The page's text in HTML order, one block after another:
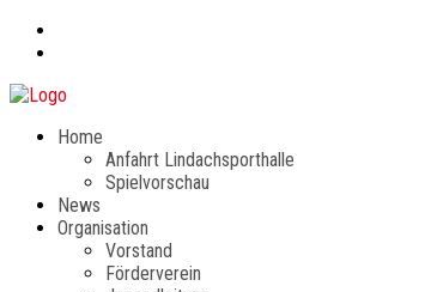
Home
Anfahrt Lindachsporthalle
Spielvorschau
News
Organisation
Vorstand
Förderverein